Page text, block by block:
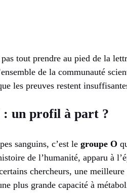
tout prendre au pied de la
de la communauté
les preuves restent
: un profil à part ?
sanguins, c’est le groupe O
de l’humanité, apparu à
chercheurs, une meilleure
plus grande capacité à